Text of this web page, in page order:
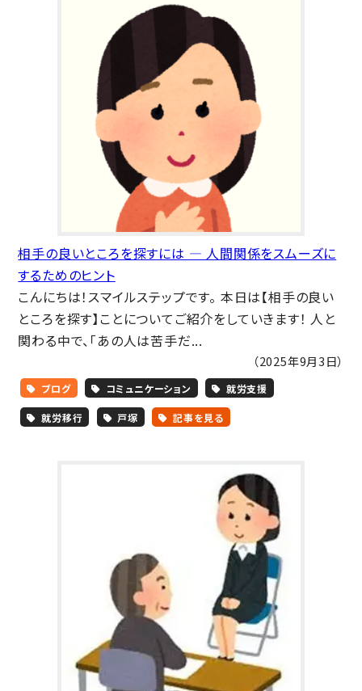
相手の良いところを探すには ― 人間関係をスムーズに
するためのヒント
こんにちは！スマイルステップです。 本日は【相手の良い
ところを探す】ことについてご紹介をしていきます！ 人と
関わる中で、「あの人は苦手だ...
（2025年9月3日）
ブログ コミュニケーション 就労支援
就労移行 戸塚 記事を見る